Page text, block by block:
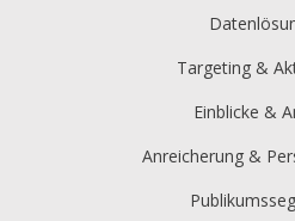
Targeting &
Einblicke &
Anreicherung &